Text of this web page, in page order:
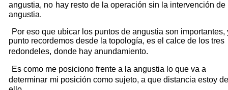
angustia, no hay resto de la operación sin la intervención de
angustia.
Por eso que ubicar los puntos de angustia son importantes,
punto recordemos desde la topología, es el calce de los tres
redondeles, donde hay anundamiento.
Es como me posiciono frente a la angustia lo que va a
determinar mi posición como sujeto, a que distancia estoy de